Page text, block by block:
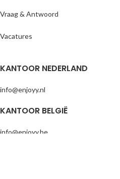
Vraag & Antwoord
Vacatures
KANTOOR NEDERLAND
info@enjoyy.nl
KANTOOR BELGIË
info@enjoyy.be